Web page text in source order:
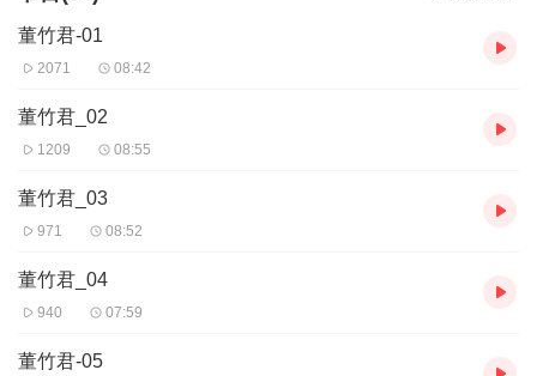
董竹君-01
2071 08:42
董竹君_02
1209 08:55
董竹君_03
971 08:52
董竹君_04
940 07:59
董竹君-05